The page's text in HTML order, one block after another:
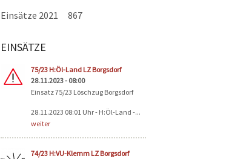
Einsätze 2021 867
EINSÄTZE
75/23 H:Öl-Land LZ Borgsdorf
28.11.2023 - 08:00
Einsatz 75/23 Löschzug Borgsdorf
28.11.2023 08:01 Uhr - H:Öl-Land -...
weiter
74/23 H:VU-Klemm LZ Borgsdorf
Seiten